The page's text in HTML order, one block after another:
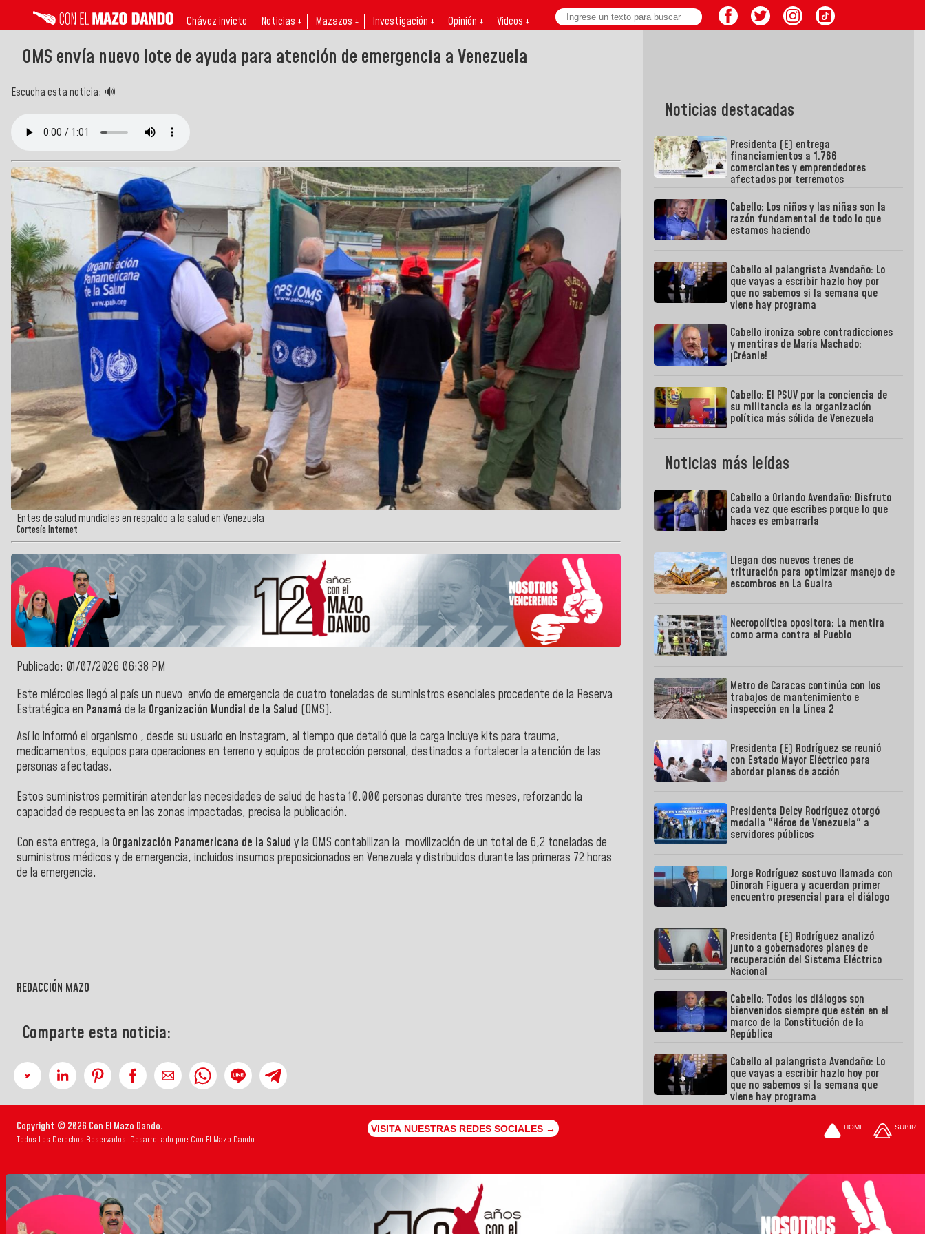
Chávez invicto Noticias ↓ Mazazos ↓ Investigación ↓ Opinión ↓ Videos ↓
OMS envía nuevo lote de ayuda para atención de emergencia a Venezuela
Escucha esta noticia: 🔊
Entes de salud mundiales en respaldo a la salud en Venezuela
Cortesía Internet
Publicado: 01/07/2026 06:38 PM
Este miércoles llegó al país un nuevo envío de emergencia de cuatro toneladas de suministros esenciales procedente de la Reserva
Estratégica en Panamá de la Organización Mundial de la Salud (OMS).
Así lo informó el organismo , desde su usuario en instagram, al tiempo que detalló que la carga incluye kits para trauma,
medicamentos, equipos para operaciones en terreno y equipos de protección personal, destinados a fortalecer la atención de las
personas afectadas.
Estos suministros permitirán atender las necesidades de salud de hasta 10.000 personas durante tres meses, reforzando la
capacidad de respuesta en las zonas impactadas, precisa la publicación.
Con esta entrega, la Organización Panamericana de la Salud y la OMS contabilizan la movilización de un total de 6,2 toneladas de
suministros médicos y de emergencia, incluidos insumos preposicionados en Venezuela y distribuidos durante las primeras 72 horas
de la emergencia.
REDACCIÓN MAZO
Comparte esta noticia:
Noticias destacadas
Presidenta (E) entrega
financiamientos a 1.766
comerciantes y emprendedores
afectados por terremotos
Cabello: Los niños y las niñas son la
razón fundamental de todo lo que
estamos haciendo
Cabello al palangrista Avendaño: Lo
que vayas a escribir hazlo hoy por
que no sabemos si la semana que
viene hay programa
Cabello ironiza sobre contradicciones
y mentiras de María Machado:
¡Créanle!
Cabello: El PSUV por la conciencia de
su militancia es la organización
política más sólida de Venezuela
Noticias más leídas
Cabello a Orlando Avendaño: Disfruto
cada vez que escribes porque lo que
haces es embarrarla
Llegan dos nuevos trenes de
trituración para optimizar manejo de
escombros en La Guaira
Necropolítica opositora: La mentira
como arma contra el Pueblo
Metro de Caracas continúa con los
trabajos de mantenimiento e
inspección en la Línea 2
Presidenta (E) Rodríguez se reunió
con Estado Mayor Eléctrico para
abordar planes de acción
Presidenta Delcy Rodríguez otorgó
medalla "Héroe de Venezuela" a
servidores públicos
Jorge Rodríguez sostuvo llamada con
Dinorah Figuera y acuerdan primer
encuentro presencial para el diálogo
Presidenta (E) Rodríguez analizó
junto a gobernadores planes de
recuperación del Sistema Eléctrico
Nacional
Cabello: Todos los diálogos son
bienvenidos siempre que estén en el
marco de la Constitución de la
República
Cabello al palangrista Avendaño: Lo
que vayas a escribir hazlo hoy por
que no sabemos si la semana que
viene hay programa
Copyright © 2026 Con El Mazo Dando.
Todos Los Derechos Reservados. Desarrollado por: Con El Mazo Dando
VISITA NUESTRAS REDES SOCIALES → HOME SUBIR